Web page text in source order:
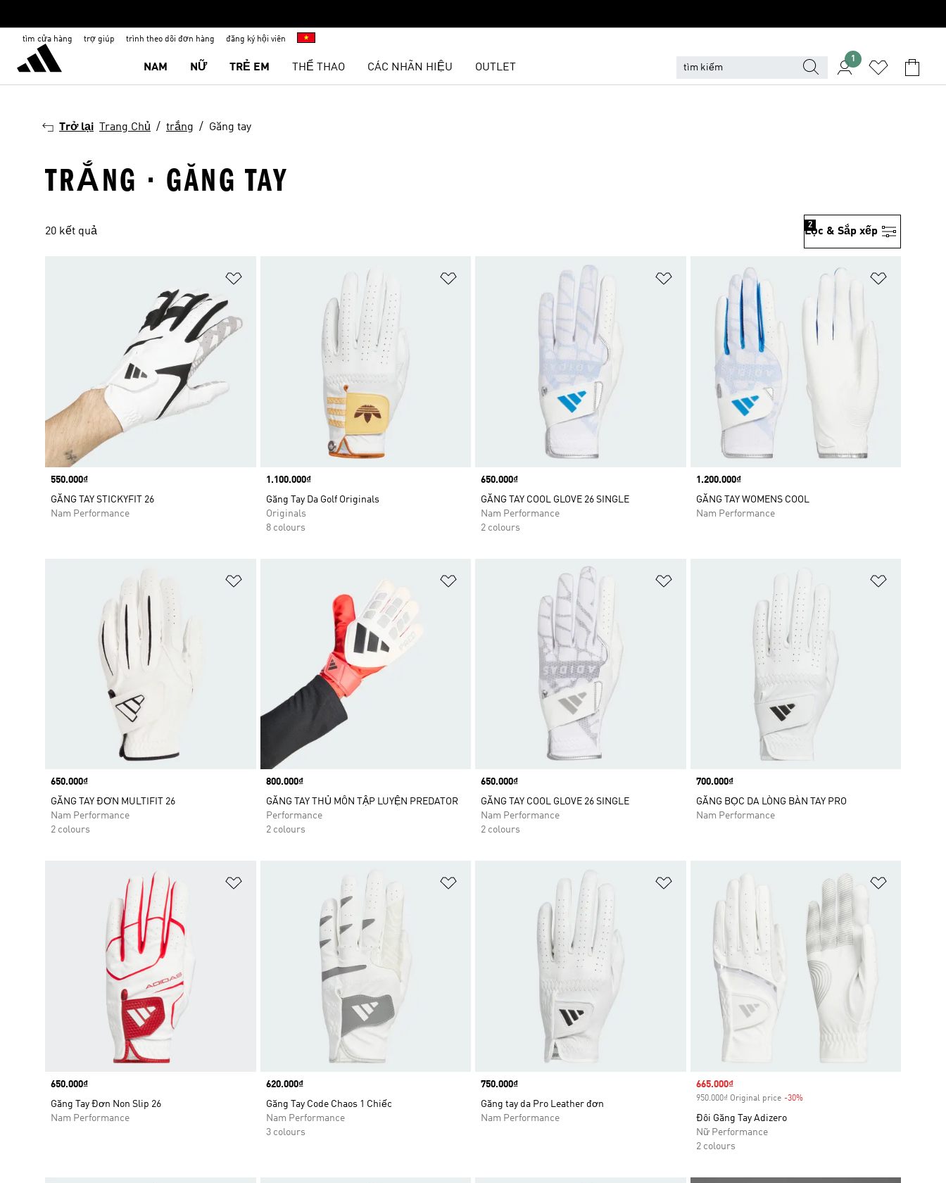
tìm cửa hàng trợ giúp trình theo dõi đơn hàng đăng ký hội viên
NAM NỮ TRẺ EM THỂ THAO CÁC NHÃN HIỆU OUTLET
1
Trở lại Trang Chủ trắng Găng tay
TRẮNG · GĂNG TAY
20 kết quả Lọc & Sắp xếp
2
Price
550.000₫
GĂNG TAY STICKYFIT 26
Nam Performance
Price
1.100.000₫
Găng Tay Da Golf Originals
Originals
8 colours
Add to Wishlist
Price
650.000₫
GĂNG TAY COOL GLOVE 26 SINGLE
Nam Performance
2 colours
Price
1.200.000₫
GĂNG TAY WOMENS COOL
Nam Performance
Price
650.000₫
GĂNG TAY ĐƠN MULTIFIT 26
Nam Performance
2 colours
Price
800.000₫
GĂNG TAY THỦ MÔN TẬP LUYỆN PREDATOR
Performance
2 colours
Price
650.000₫
GĂNG TAY COOL GLOVE 26 SINGLE
Nam Performance
2 colours
Price
700.000₫
GĂNG BỌC DA LÒNG BÀN TAY PRO
Nam Performance
Price
650.000₫
Găng Tay Đơn Non Slip 26
Nam Performance
Price
620.000₫
Găng Tay Code Chaos 1 Chiếc
Nam Performance
3 colours
Add to Wishlist
Price
750.000₫
Găng tay da Pro Leather đơn
Nam Performance
Sale price
665.000₫
950.000₫ Original price -30%Discount
Đôi Găng Tay Adizero
Nữ Performance
2 colours